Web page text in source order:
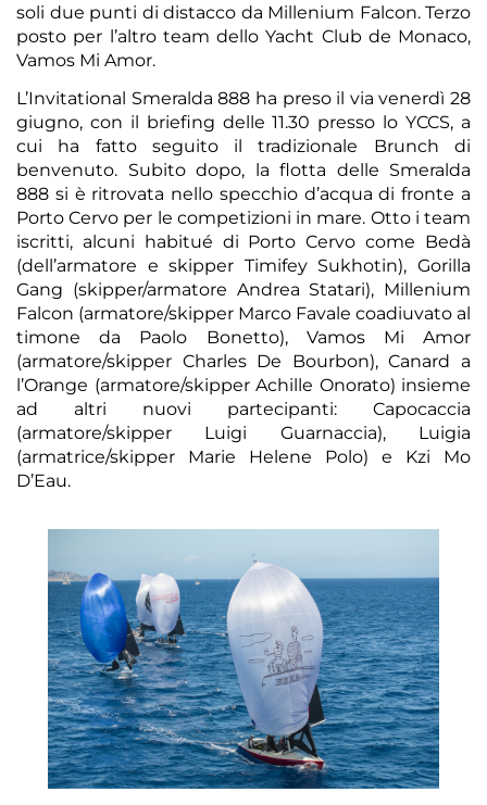
soli due punti di distacco da Millenium Falcon. Terzo
posto per l’altro team dello Yacht Club de Monaco,
Vamos Mi Amor.
L’Invitational Smeralda 888 ha preso il via venerdì 28
giugno, con il briefing delle 11.30 presso lo YCCS, a
cui ha fatto seguito il tradizionale Brunch di
benvenuto. Subito dopo, la flotta delle Smeralda
888 si è ritrovata nello specchio d’acqua di fronte a
Porto Cervo per le competizioni in mare. Otto i team
iscritti, alcuni habitué di Porto Cervo come Bedà
(dell’armatore e skipper Timifey Sukhotin), Gorilla
Gang (skipper/armatore Andrea Statari), Millenium
Falcon (armatore/skipper Marco Favale coadiuvato al
timone da Paolo Bonetto), Vamos Mi Amor
(armatore/skipper Charles De Bourbon), Canard a
l’Orange (armatore/skipper Achille Onorato) insieme
ad altri nuovi partecipanti: Capocaccia
(armatore/skipper Luigi Guarnaccia), Luigia
(armatrice/skipper Marie Helene Polo) e Kzi Mo
D’Eau.